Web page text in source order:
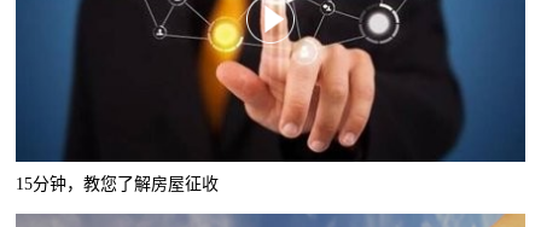
15分钟，教您了解房屋征收